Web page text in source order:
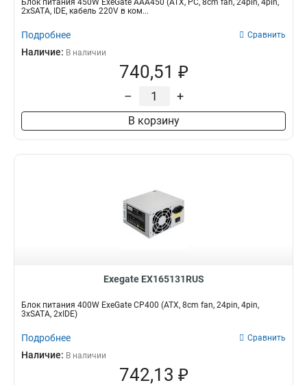
Блок питания 450W ExeGate AAA450 (ATX, PC, 8cm fan, 24pin, 4pin,
2xSATA, IDE, кабель 220V в ком...
Подробнее Сравнить
Наличие: В наличии
740,51 ₽
– +
В корзину
Exegate EX165131RUS
Блок питания 400W ExeGate CP400 (ATX, 8cm fan, 24pin, 4pin,
3xSATA, 2xIDE)
Подробнее Сравнить
Наличие: В наличии
742,13 ₽